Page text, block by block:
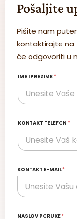
Pošaljite
Pišite nam
kontaktirajte na
će odgovoriti u
IME I PREZIME*
KONTAKT TELEFON *
KONTAKT E-MAIL*
NASLOV PORUKE*